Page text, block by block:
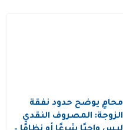
محامٍ يوضح حدود نفقة
الزوجة: المصروف النقدي